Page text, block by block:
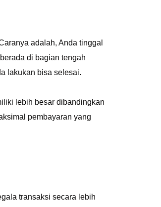
adalah, Anda tinggal
di bagian tengah
lakukan bisa selesai.
lebih besar dibandingkan
pembayaran yang
transaksi secara lebih